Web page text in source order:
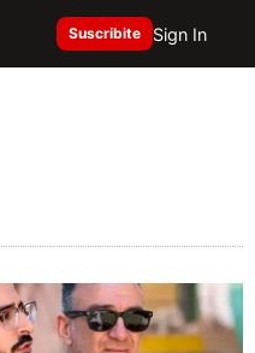
Suscribite Sign In